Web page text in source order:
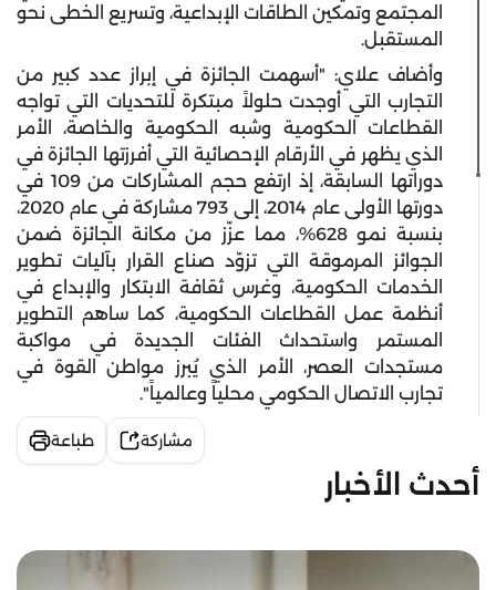
المجتمع وتمكين الطاقات الإبداعية، وتسريع الخطى نحو
المستقبل.
وأضاف علاي: "أسهمت الجائزة في إبراز عدد كبير من
التجارب التي أوجدت حلولاً مبتكرة للتحديات التي تواجه
القطاعات الحكومية وشبه الحكومية والخاصة، الأمر
الذي يظهر في الأرقام الإحصائية التي أفرزتها الجائزة في
دوراتها السابقة، إذ ارتفع حجم المشاركات من 109 في
دورتها الأولى عام 2014، إلى 793 مشاركة في عام 2020،
بنسبة نمو 628%، مما عزّز من مكانة الجائزة ضمن
الجوائز المرموقة التي تزوّد صناع القرار بآليات تطوير
الخدمات الحكومية، وغرس ثقافة الابتكار والإبداع في
أنظمة عمل القطاعات الحكومية، كما ساهم التطوير
المستمر واستحداث الفئات الجديدة في مواكبة
مستجدات العصر، الأمر الذي يُبرز مواطن القوة في
تجارب الاتصال الحكومي محلياً وعالمياً".
مشاركة طباعة
أحدث الأخبار